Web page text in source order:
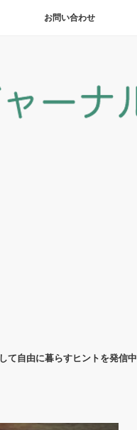
お問い合わせ
て自由に暮らすヒントを発信中